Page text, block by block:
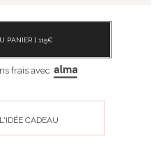
PANIER |115€
frais avec
CADEAU